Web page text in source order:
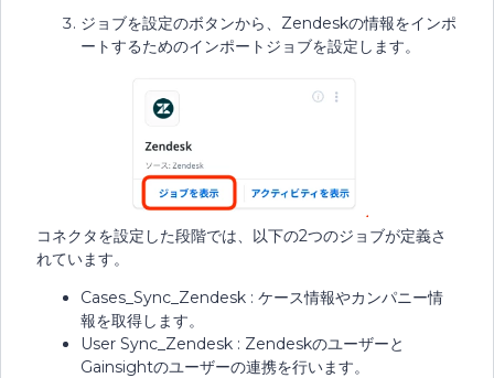
ジョブを設定のボタンから、Zendeskの情報をインポ
ートするためのインポートジョブを設定します。
コネクタを設定した段階では、以下の2つのジョブが定義さ
れています。
Cases_Sync_Zendesk : ケース情報やカンパニー情
報を取得します。
User Sync_Zendesk : Zendeskのユーザーと
Gainsightのユーザーの連携を行います。